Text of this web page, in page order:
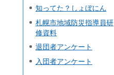
知ってた？しょぼにん
札幌市地域防災指導員研
修資料
退団者アンケート
入団者アンケート